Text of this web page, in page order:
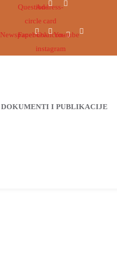
Question-
circle
Address-
card
Newspaper
FacebookOvaicon-
instagram
Youtube
DOKUMENTI I PUBLIKACIJE